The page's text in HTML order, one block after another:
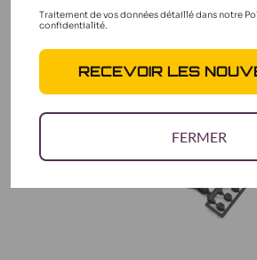
Tous nos produits
Traitement de vos données détaillé dans notre
confidentialité.
RECEVOIR LES
FERMER